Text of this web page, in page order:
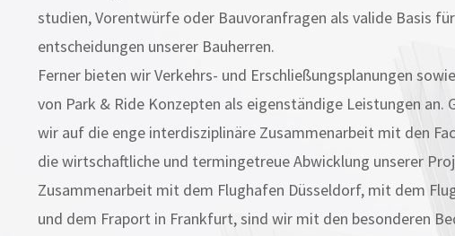
studien, Vorentwürfe oder Bauvoranfragen als valide Basis
entscheidungen unserer Bauherren.
Ferner bieten wir Verkehrs- und Erschließungsplanungen
von Park & Ride Konzepten als eigenständige Leistungen an.
wir auf die enge interdisziplinäre Zusammenarbeit mit den
die wirtschaftliche und termingetreue Abwicklung unserer
Zusammenarbeit mit dem Flughafen Düsseldorf, mit dem
und dem Fraport in Frankfurt, sind wir mit den besonderen